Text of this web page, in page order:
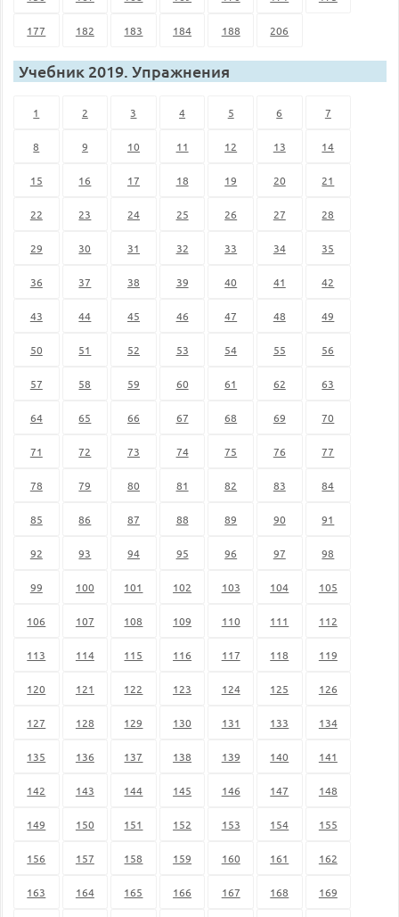
177 182 183 184 188 206
Учебник 2019. Упражнения
1 2 3 4 5 6 7
8 9 10 11 12 13 14
15 16 17 18 19 20 21
22 23 24 25 26 27 28
29 30 31 32 33 34 35
36 37 38 39 40 41 42
43 44 45 46 47 48 49
50 51 52 53 54 55 56
57 58 59 60 61 62 63
64 65 66 67 68 69 70
71 72 73 74 75 76 77
78 79 80 81 82 83 84
85 86 87 88 89 90 91
92 93 94 95 96 97 98
99 100 101 102 103 104 105
106 107 108 109 110 111 112
113 114 115 116 117 118 119
120 121 122 123 124 125 126
127 128 129 130 131 133 134
135 136 137 138 139 140 141
142 143 144 145 146 147 148
149 150 151 152 153 154 155
156 157 158 159 160 161 162
163 164 165 166 167 168 169